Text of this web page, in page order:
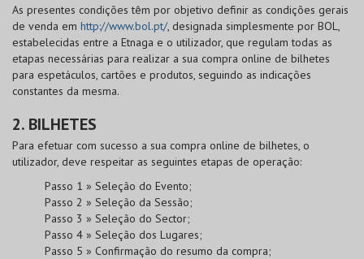
As presentes condições têm por objetivo definir as condições gerais
de venda em http://www.bol.pt/, designada simplesmente por BOL,
estabelecidas entre a Etnaga e o utilizador, que regulam todas as
etapas necessárias para realizar a sua compra online de bilhetes
para espetáculos, cartões e produtos, seguindo as indicações
constantes da mesma.
2. BILHETES
Para efetuar com sucesso a sua compra online de bilhetes, o
utilizador, deve respeitar as seguintes etapas de operação:
Passo 1 » Seleção do Evento;
Passo 2 » Seleção da Sessão;
Passo 3 » Seleção do Sector;
Passo 4 » Seleção dos Lugares;
Passo 5 » Confirmação do resumo da compra;